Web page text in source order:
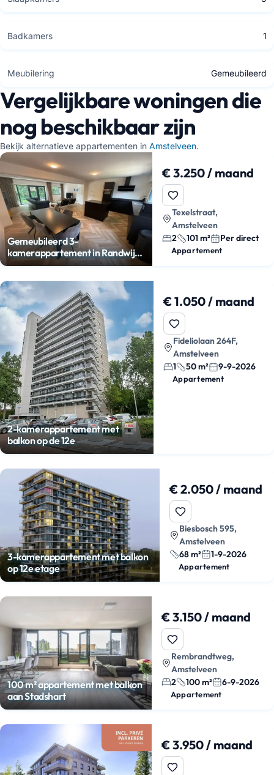
Badkamers 1
Meubilering Gemeubileerd
Vergelijkbare woningen die
nog beschikbaar zijn
Bekijk alternatieve appartementen in Amstelveen.
Gemeubileerd 3-
kamerappartement in Randwijck
Oost
€ 3.250 / maand
Texelstraat,
Amstelveen
2
101 m² Per direct
Appartement
2-kamerappartement met
balkon op de 12e
€ 1.050 / maand
Fideliolaan 264F,
Amstelveen
1
50 m² 9-9-2026
Appartement
3-kamerappartement met balkon
op 12e etage
€ 2.050 / maand
Biesbosch 595,
Amstelveen
68 m²
1-9-2026
Appartement
100 m² appartement met balkon
aan Stadshart
€ 3.150 / maand
Rembrandtweg,
Amstelveen
2
100 m² 6-9-2026
Appartement
€ 3.950 / maand